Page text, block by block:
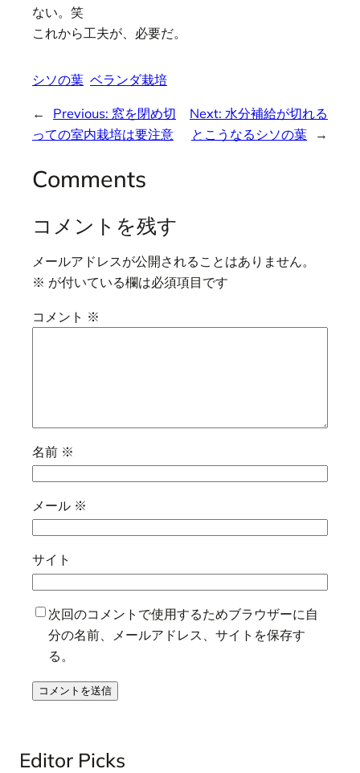
ない。笑
これから工夫が、必要だ。
シソの葉 ベランダ栽培
← Previous: 窓を閉め切
っての室内栽培は要注意
Next: 水分補給が切れる
とこうなるシソの葉
→
Comments
コメントを残す
メールアドレスが公開されることはありません。
※ が付いている欄は必須項目です
コメント ※
名前 ※
メール ※
サイト
次回のコメントで使用するためブラウザーに自
分の名前、メールアドレス、サイトを保存す
る。
Editor Picks